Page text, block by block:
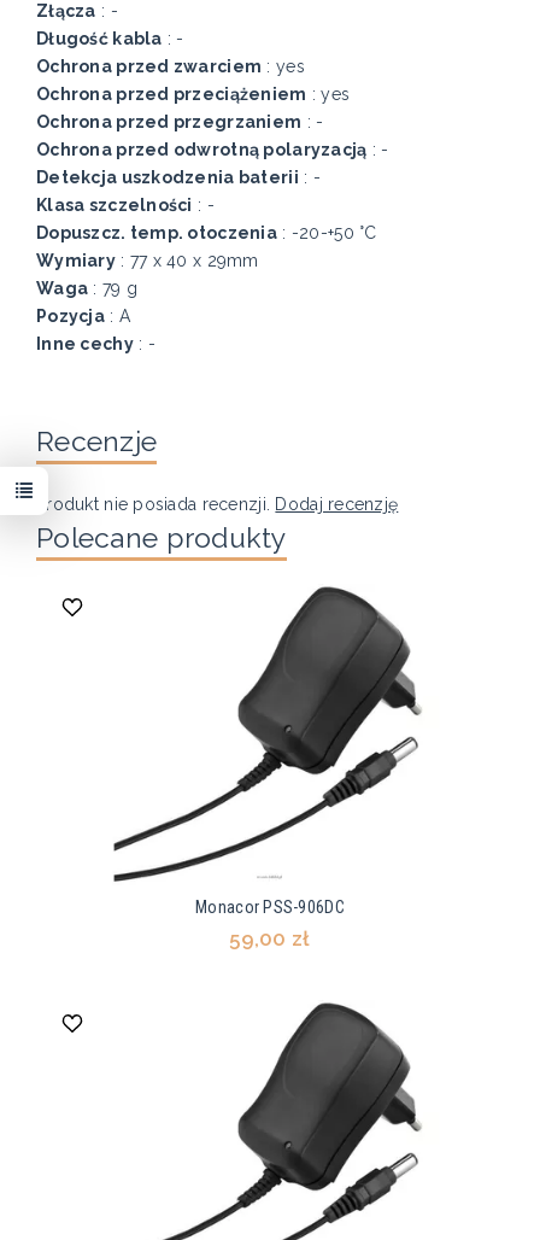
Złącza : -
Długość kabla : -
Ochrona przed zwarciem : yes
Ochrona przed przeciążeniem : yes
Ochrona przed przegrzaniem : -
Ochrona przed odwrotną polaryzacją : -
Detekcja uszkodzenia baterii : -
Klasa szczelności : -
Dopuszcz. temp. otoczenia : -20-+50 °C
Wymiary: 77 x 40 x 29mm
Waga : 79 g
Pozycja: A
Inne cechy: -
Recenzje
Produkt nie posiada recenzji. Dodaj recenzję
Polecane produkty
Monacor PSS-906DC
59,00 zł